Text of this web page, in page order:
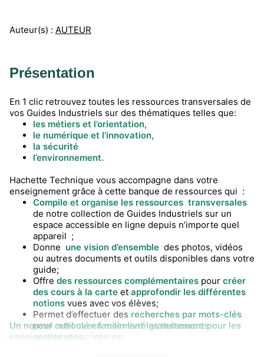
Auteur(s) : AUTEUR
Présentation
En 1 clic retrouvez toutes les ressources transversales de
vos Guides Industriels sur des thématiques telles que:
les métiers et l’orientation,
le numérique et l’innovation,
la sécurité
l’environnement.
Hachette Technique vous accompagne dans votre
enseignement grâce à cette banque de ressources qui :
Compile et organise les ressources transversales
de notre collection de Guides Industriels sur un
espace accessible en ligne depuis n’importe quel
appareil ;
Donne une vision d’ensemble des photos, vidéos
ou autres documents et outils disponibles dans votre
guide;
Offre des ressources complémentaires pour créer
des cours à la carte et approfondir les différentes
notions vues avec vos élèves;
Permet d’effectuer des recherches par mots-clés
pour retrouver facilement les ressources
pertinentes.
Un nouvel outil clé en main livré gratuitement pour les
enseignants prescripteurs.